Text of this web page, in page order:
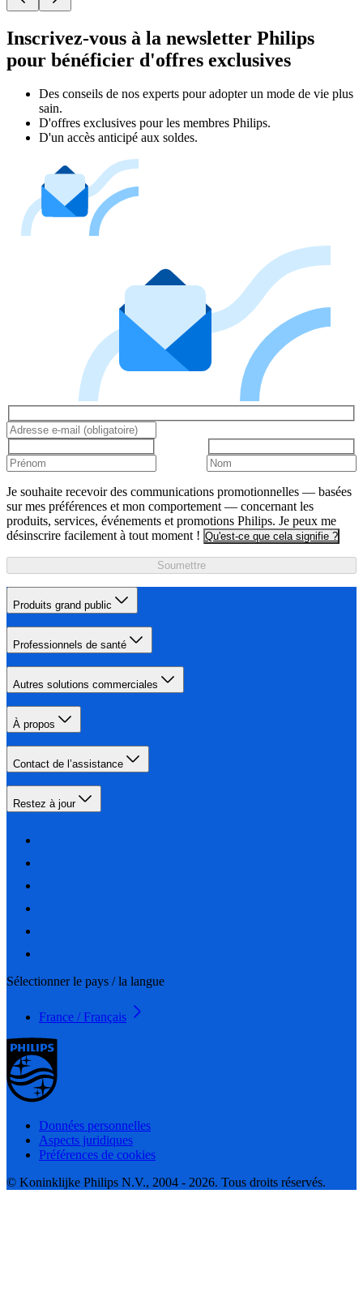
Inscrivez-vous à la newsletter Philips
pour bénéficier d'offres exclusives
Des conseils de nos experts pour adopter un mode de vie plus
sain.
D'offres exclusives pour les membres Philips.
D'un accès anticipé aux soldes.
Je souhaite recevoir des communications promotionnelles — basées
sur mes préférences et mon comportement — concernant les
produits, services, événements et promotions Philips. Je peux me
désinscrire facilement à tout moment ! Qu'est-ce que cela signifie ?
Soumettre
Produits grand public
Professionnels de santé
Autres solutions commerciales
À propos
Contact de l’assistance
Restez à jour
Sélectionner le pays / la langue
France / Français
Données personnelles
Aspects juridiques
Préférences de cookies
© Koninklijke Philips N.V., 2004 - 2026. Tous droits réservés.